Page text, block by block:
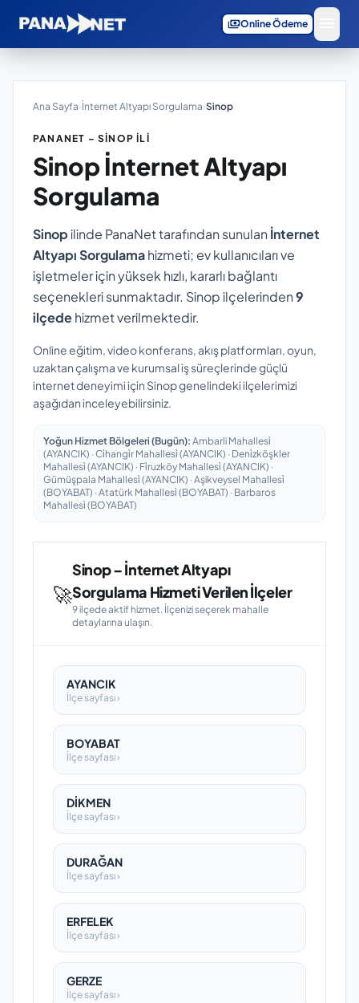
paymentsOnline Ödeme
Ana Sayfa›İnternet Altyapı Sorgulama›Sinop
PANANET – SINOP İLI
Sinopİnternet Altyapı
Sorgulama
Sinopilinde PanaNet tarafından sunulan İnternet
Altyapı Sorgulamahizmeti; ev kullanıcıları ve
işletmeler için yüksek hızlı, kararlı bağlantı
seçenekleri sunmaktadır. Sinop ilçelerinden9
ilçedehizmet verilmektedir.
Online eğitim, video konferans, akış platformları, oyun,
uzaktan çalışma ve kurumsal iş süreçlerinde güçlü
internet deneyimi için Sinop genelindeki ilçelerimizi
aşağıdan inceleyebilirsiniz.
Yoğun Hizmet Bölgeleri (Bugün): Ambarli Mahallesi̇
(AYANCIK) · Ci̇hangi̇r Mahallesi̇ (AYANCIK) · Deni̇zköşkler
Mahallesi̇ (AYANCIK) · Fi̇ruzköy Mahallesi̇ (AYANCIK) ·
Gümüşpala Mahallesi̇ (AYANCIK) · Aşikveysel Mahallesi̇
(BOYABAT) · Atatürk Mahallesi̇ (BOYABAT) · Barbaros
Mahallesi̇ (BOYABAT)
🚀
Sinop – İnternet Altyapı
Sorgulama Hizmeti Verilen İlçeler
9 ilçede aktif hizmet. İlçenizi seçerek mahalle
detaylarına ulaşın.
AYANCIK
İlçe sayfası ›
BOYABAT
İlçe sayfası ›
DİKMEN
İlçe sayfası ›
DURAĞAN
İlçe sayfası ›
ERFELEK
İlçe sayfası ›
GERZE
İlçe sayfası ›